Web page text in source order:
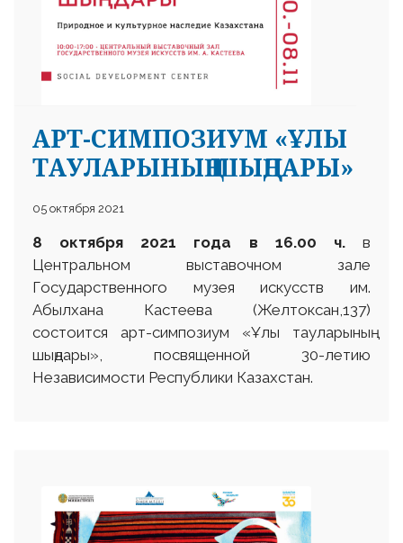
АРТ-СИМПОЗИУМ «ҰЛЫ
ТАУЛАРЫНЫҢ ШЫҢДАРЫ»
05 октября 2021
8 октября 2021 года в 16.00 ч.в
Центральном выставочном зале
Государственного музея искусств им.
Абылхана Кастеева (Желтоксан,137)
состоится арт-симпозиум «Ұлы тауларының
шыңдары», посвященной 30-летию
Независимости Республики Казахстан.